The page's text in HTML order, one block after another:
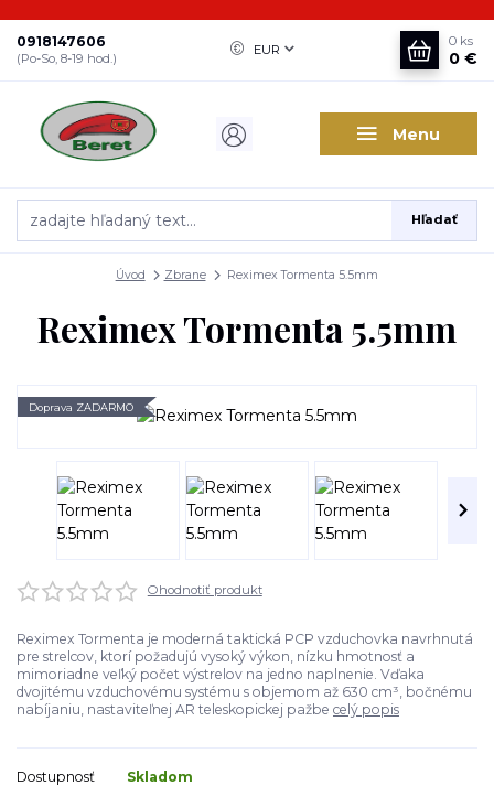
Menu
EUR
Hľadať
0918147606
(Po-So, 8-19 hod.)
0 ks
0 €
Úvod Zbrane Reximex Tormenta 5.5mm
Reximex Tormenta 5.5mm
Doprava ZADARMO
Ohodnotiť produkt
Reximex Tormenta je moderná taktická PCP vzduchovka navrhnutá
pre strelcov, ktorí požadujú vysoký výkon, nízku hmotnosť a
mimoriadne veľký počet výstrelov na jedno naplnenie. Vďaka
dvojitému vzduchovému systému s objemom až 630 cm³, bočnému
nabíjaniu, nastaviteľnej AR teleskopickej pažbe celý popis
Dostupnosť Skladom